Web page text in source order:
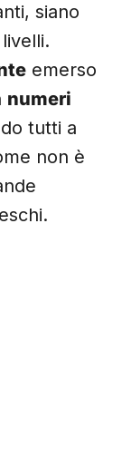
siano
emerso
numeri
tutti a
non è